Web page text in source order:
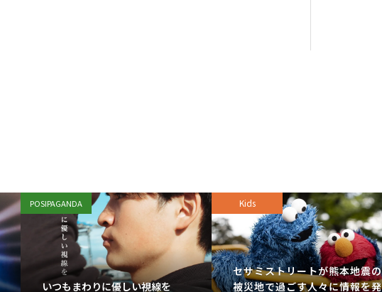
POSIPAGANDA
いつもまわりに優しい視線を
Kids
セサミストリートが熊本地震の
被災地で過ごす人々に情報を発